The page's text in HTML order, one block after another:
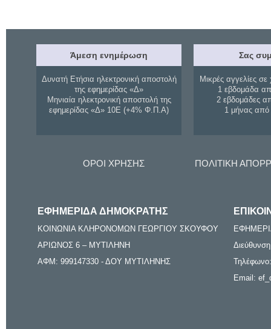
Άμεση ενημέρωση
Δυνατή Ετήσια ηλεκτρονική αποστολή
της εφημερίδας «Δ»
Μηνιαία ηλεκτρονική αποστολή της
εφημερίδας «Δ» 10Ε (+4% Φ.Π.Α)
Σας
Μικρές αγγελίες σε
1 εβδομάδα
2 εβδομάδες
1 μήνας
ΟΡΟΙ ΧΡΗΣΗΣ ΠΟΛΙΤΙΚΗ
ΕΦΗΜΕΡΙΔΑ ΔΗΜΟΚΡΑΤΗΣ
ΚΟΙΝΩΝΙΑ ΚΛΗΡΟΝΟΜΩΝ ΓΕΩΡΓΙΟΥ ΣΚΟΥΦΟΥ
ΑΡΙΩΝΟΣ 6 – ΜΥΤΙΛΗΝΗ
ΑΦΜ: 999147330 - ΔΟΥ ΜΥΤΙΛΗΝΗΣ
Email: